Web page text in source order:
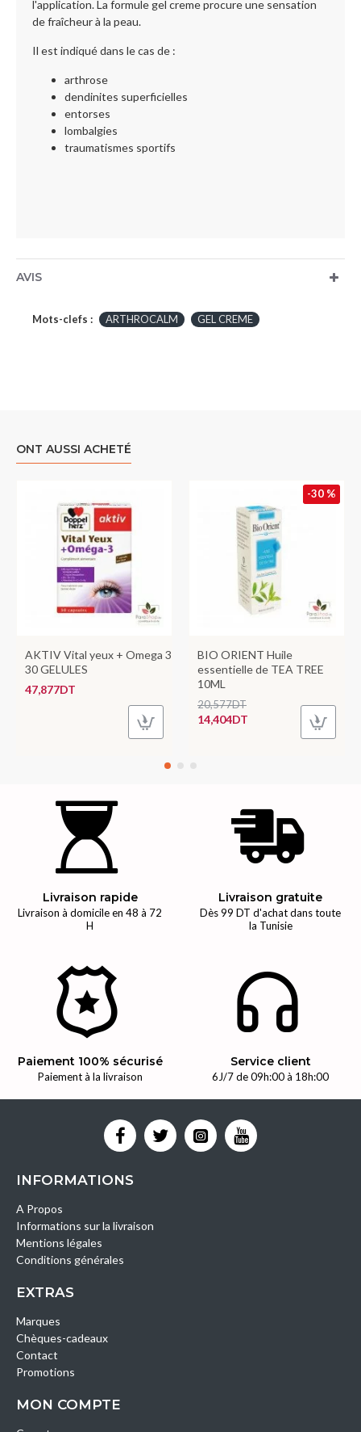
l'application. La formule gel creme procure une sensation
de fraîcheur à la peau.
Il est indiqué dans le cas de :
arthrose
dendinites superficielles
entorses
lombalgies
traumatismes sportifs
AVIS
Mots-clefs : ARTHROCALM GEL CREME
ONT AUSSI ACHETÉ
AKTIV Vital yeux + Omega 3
30 GELULES
47,877DT
-30 %
BIO ORIENT Huile
essentielle de TEA TREE
10ML
14,404DT
20,577DT
Livraison rapide
Livraison à domicile en 48 à 72
H
Livraison gratuite
Dès 99 DT d'achat dans toute
la Tunisie
Paiement 100% sécurisé
Paiement à la livraison
Service client
6J/7 de 09h:00 à 18h:00
INFORMATIONS
A Propos
Informations sur la livraison
Mentions légales
Conditions générales
EXTRAS
Marques
Chèques-cadeaux
Contact
Promotions
MON COMPTE